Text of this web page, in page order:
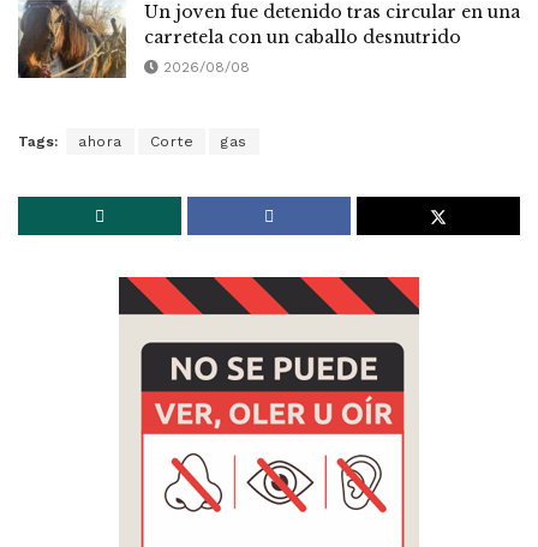
Un joven fue detenido tras circular en una
carretela con un caballo desnutrido
2026/08/08
Tags: ahora Corte gas